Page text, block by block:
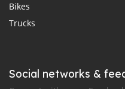
Bikes
Trucks
Social networks &